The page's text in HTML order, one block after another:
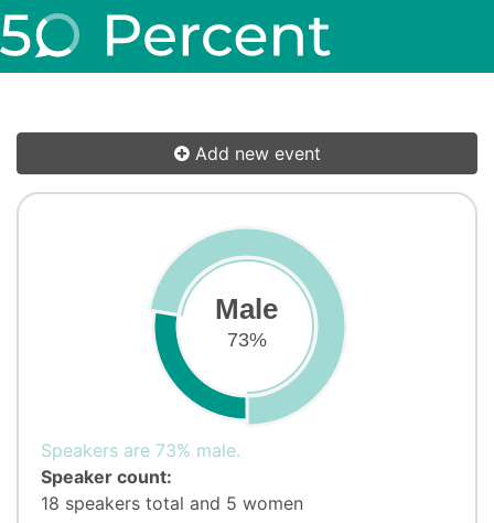
Add new event
Male
73%
Speakers are 73% male.
Speaker count:
18 speakers total and 5 women